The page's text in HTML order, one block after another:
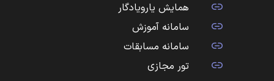
همایش یارویادگار
سامانه آموزش
سامانه مسابقات
تور مجازی